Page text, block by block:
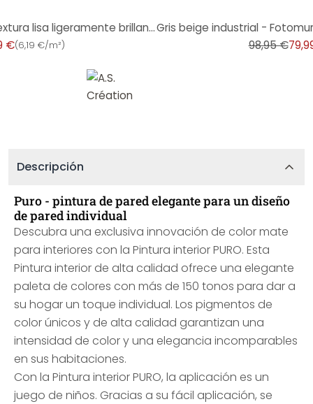
Papel pintado no tejido con textura lisa ligeramente brillante de color beige y gris
€(6,19 €/m²) 98,95 €
Descripción
Puro - pintura de pared elegante para un diseño
de pared individual
Descubra una exclusiva innovación de color mate
para interiores con la Pintura interior PURO. Esta
Pintura interior de alta calidad ofrece una elegante
paleta de colores con más de 150 tonos para dar a
su hogar un toque individual. Los pigmentos de
color únicos y de alta calidad garantizan una
intensidad de color y una elegancia incomparables
en sus habitaciones.
Con la Pintura interior PURO, la aplicación es un
juego de niños. Gracias a su fácil aplicación, se